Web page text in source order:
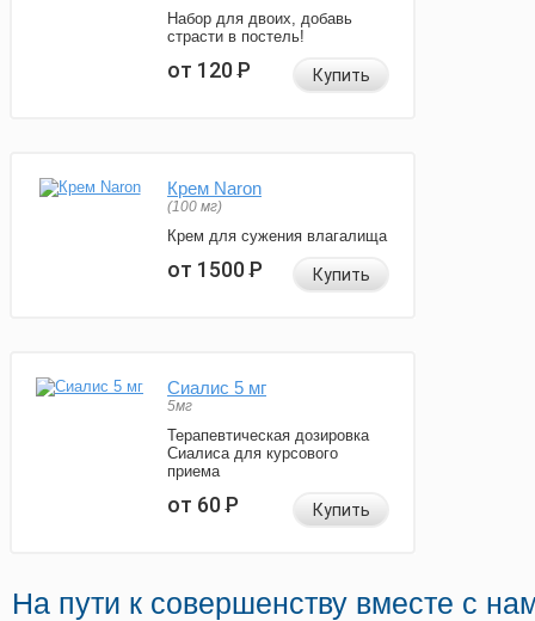
Набор для двоих, добавь
страсти в постель!
от 120Р Купить
Крем Naron
(100 мг)
Крем для сужения влагалища
от 1500Р Купить
Сиалис 5 мг
5мг
Терапевтическая дозировка
Сиалиса для курсового
приема
от 60Р Купить
На пути к совершенству вместе с